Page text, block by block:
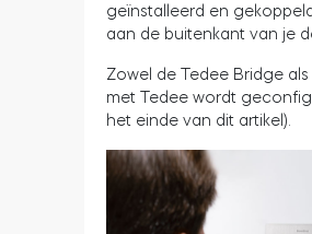
geïnstalleerd en
aan de buitenkant van je
Zowel de Tedee Bridge
met Tedee wordt
het einde van dit artikel).